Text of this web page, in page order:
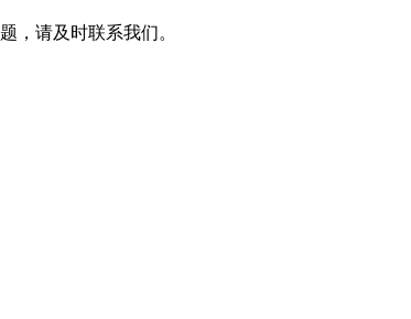
，请及时联系我们。